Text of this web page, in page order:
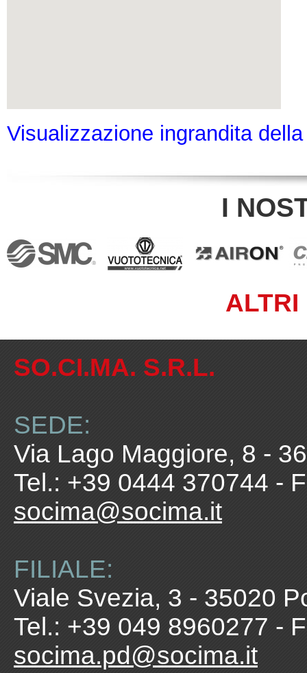
Visualizzazione ingrandita
I
ALTRI
SO.CI.MA. S.R.L.
SEDE:
Via Lago Maggiore, 8 -
Tel.: +39 0444 370744 -
socima@socima.it
FILIALE:
Viale Svezia, 3 - 35020
Tel.: +39 049 8960277 -
socima.pd@socima.it